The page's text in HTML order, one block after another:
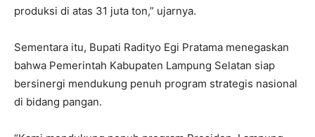
produksi di atas 31 juta ton,” ujarnya.
Sementara itu, Bupati Radityo Egi Pratama menegaskan
bahwa Pemerintah Kabupaten Lampung Selatan siap
bersinergi mendukung penuh program strategis nasional
di bidang pangan.